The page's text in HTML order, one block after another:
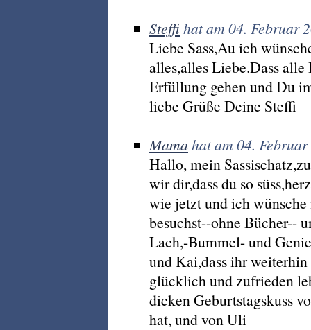
Steffi hat am 04. Februar
Liebe Sass,Au ich
alles,alles Liebe.Dass
Erfüllung gehen und Du
liebe Grüße Deine Steffi
Mamahat am 04.
Hallo, mein
wir dir,dass du so
wie jetzt und ich
besuchst--ohne Bücher--
Lach,-Bummel- und
und Kai,dass ihr
glücklich und zufrieden
dicken Geburtstagskuss
hat, und von Uli